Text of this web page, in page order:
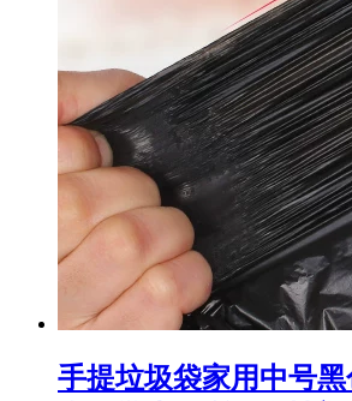
手提垃圾袋家用中号